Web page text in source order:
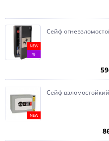
NEW
%
Сейф
NEW
Сейф взломостойкий